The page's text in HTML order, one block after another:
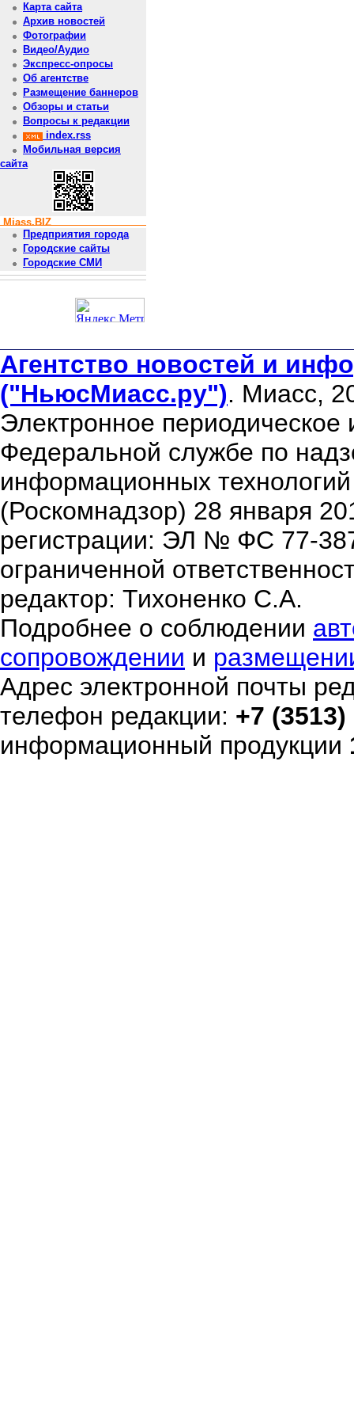
Карта сайта
Архив новостей
Фотографии
Видео/Аудио
Экспресс-опросы
Об агентстве
Размещение баннеров
Обзоры и статьи
Вопросы к редакции
index.rss
Мобильная версия
сайта
Miass.BIZ
Предприятия города
Городские сайты
Городские СМИ
Агентство новостей и
("НьюсМиасс.ру"). Миасс,
Электронное периодическое
Федеральной службе по
информационных
(Роскомнадзор) 28 января
регистрации: ЭЛ № ФС 77-
ограниченной
редактор: Тихоненко С.А.
Подробнее о соблюдении
сопровождении и
Адрес электронной почты
телефон редакции: +7
информационный продукции